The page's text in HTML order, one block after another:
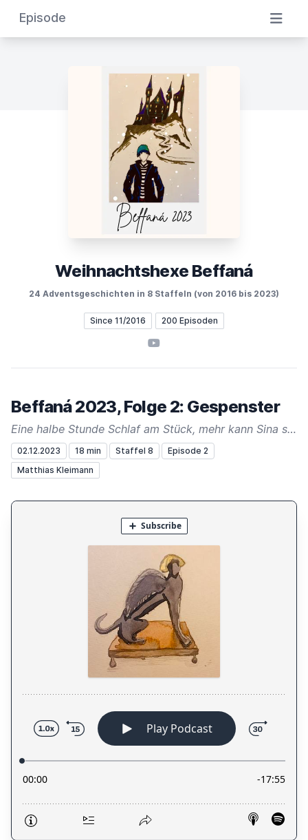
Episode
Weihnachtshexe Beffaná
24 Adventsgeschichten in 8 Staffeln (von 2016 bis 2023)
Since 11/2016 200 Episoden
YouTube
Beffaná 2023, Folge 2: Gespenster
Eine halbe Stunde Schlaf am Stück, mehr kann Sina sich nicht leisten. Sonst geschehen seltsame Dinge
02.12.2023 18 min Staffel 8
Episode 2
Matthias Kleimann